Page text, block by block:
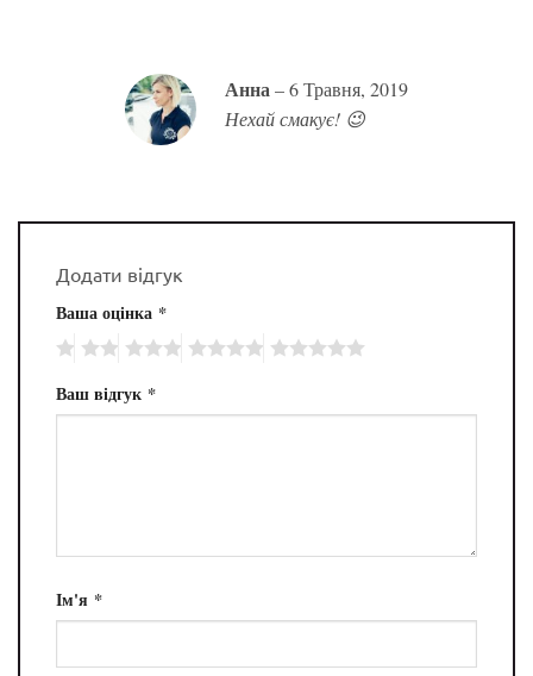
Анна – 6 Травня, 2019
Нехай смакує! 😉
Додати відгук
Ваша оцінка *
Ваш відгук *
Ім'я *